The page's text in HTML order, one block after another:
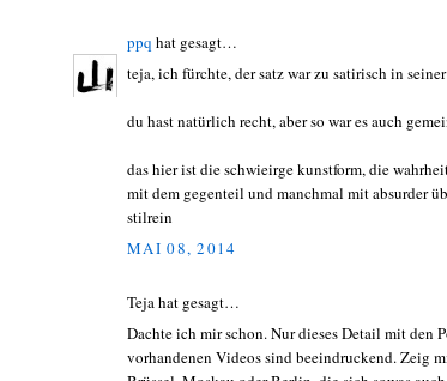
ppq hat gesagt…
teja, ich fürchte, der satz war zu satirisch in
du hast natürlich recht, aber so war es auch
das hier ist die schwieirge kunstform, die
mit dem gegenteil und manchmal mit absurder
stilrein
MAI 08, 2014
Teja hat gesagt…
Dachte ich mir schon. Nur dieses Detail mit den
vorhandenen Videos sind beeindruckend. Zeig